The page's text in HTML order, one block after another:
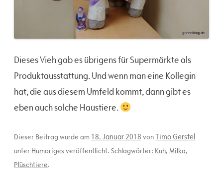
Dieses Vieh gab es übrigens für Supermärkte als
Produktausstattung. Und wenn man eine Kollegin
hat, die aus diesem Umfeld kommt, dann gibt es
eben auch solche Haustiere.
Dieser Beitrag wurde am 18. Januar 2018 vonTimo Gerstel
unter Humoriges veröffentlicht. Schlagwörter: Kuh, Milka,
Plüschtiere.